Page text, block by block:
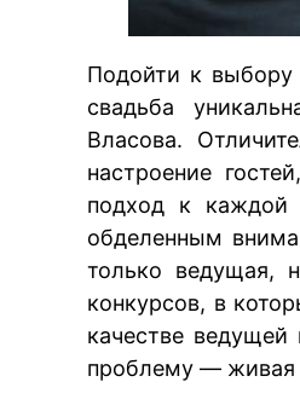
Подойти к выбору
свадьба
Власова.
настроение
подход к каждой
обделенным
только ведущая,
конкурсов, в
качестве
проблему — живая